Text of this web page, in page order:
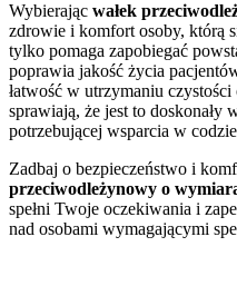
Wybierając wałek
zdrowie i komfort osoby, którą
tylko pomaga zapobiegać
poprawia jakość życia
łatwość w utrzymaniu
sprawiają, że jest to doskonały
potrzebującej wsparcia w
Zadbaj o bezpieczeństwo i
przeciwodleżynowy o
spełni Twoje oczekiwania i
nad osobami wymagającymi